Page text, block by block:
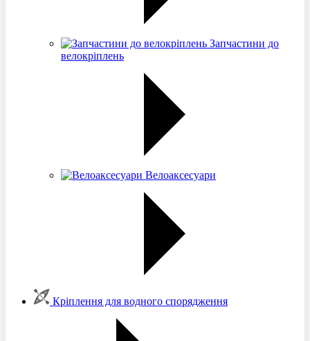
Запчастини до
велокріплень
Велоаксесуари
Кріплення для водного спорядження